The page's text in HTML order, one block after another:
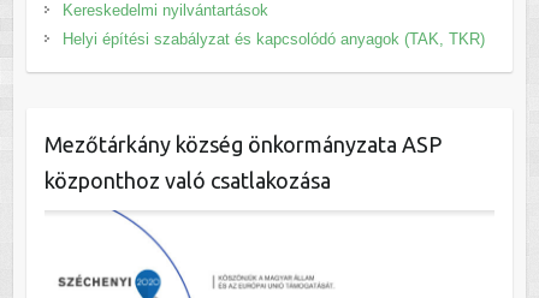
Kereskedelmi nyilvántartások
Helyi építési szabályzat és kapcsolódó anyagok (TAK, TKR)
Mezőtárkány község önkormányzata ASP
központhoz való csatlakozása